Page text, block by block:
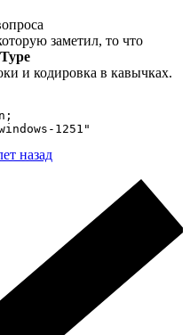
заметил, то что
и кодировка в кавычках.
назад